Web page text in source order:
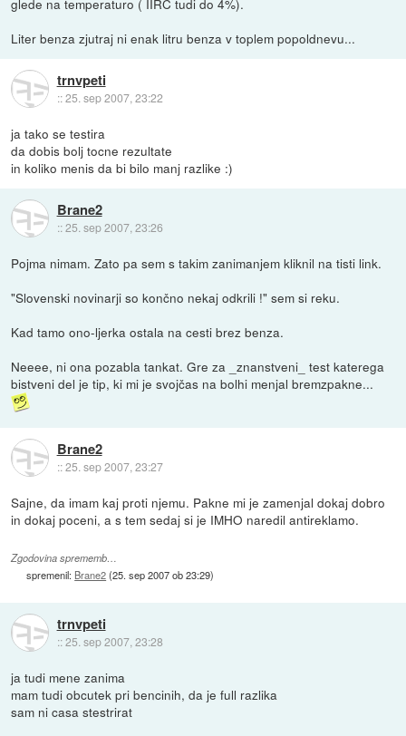
glede na temperaturo ( IIRC tudi do 4%).
Liter benza zjutraj ni enak litru benza v toplem popoldnevu...
trnvpeti
::25. sep 2007, 23:22
ja tako se testira
da dobis bolj tocne rezultate
in koliko menis da bi bilo manj razlike :)
Brane2
::25. sep 2007, 23:26
Pojma nimam. Zato pa sem s takim zanimanjem kliknil na tisti link.
"Slovenski novinarji so končno nekaj odkrili !" sem si reku.
Kad tamo ono-ljerka ostala na cesti brez benza.
Neeee, ni ona pozabla tankat. Gre za _znanstveni_ test katerega
bistveni del je tip, ki mi je svojčas na bolhi menjal bremzpakne...
Brane2
::25. sep 2007, 23:27
Sajne, da imam kaj proti njemu. Pakne mi je zamenjal dokaj dobro
in dokaj poceni, a s tem sedaj si je IMHO naredil antireklamo.
Zgodovina sprememb…
spremenil: Brane2(25. sep 2007 ob 23:29)
trnvpeti
::25. sep 2007, 23:28
ja tudi mene zanima
mam tudi obcutek pri bencinih, da je full razlika
sam ni casa stestrirat